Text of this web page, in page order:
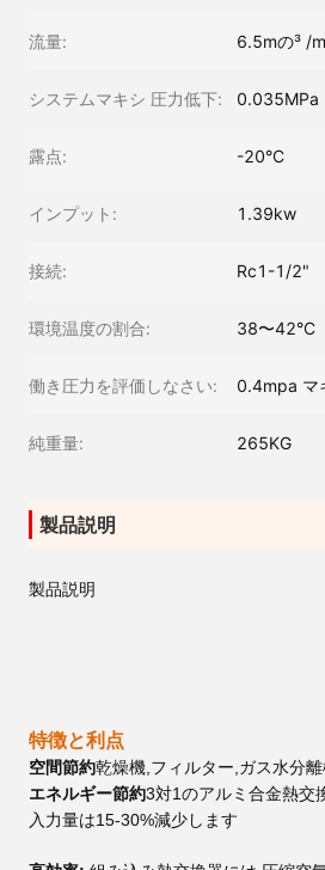
流量: 6.5mの³ /
システムマキシ 圧力低下: 0.035MPa
露点: -20°C
インプット: 1.39kw
接続: Rc1-1/2"
環境温度の割合: 38〜42°C
働き圧力を評価しなさい: 0.4mpa マ
純重量: 265KG
製品説明
製品説明
特徴と利点
空間節約乾燥機,フィルター,ガス水分
エネルギー節約3対1のアルミ合金熱交
入力量は15-30%減少します